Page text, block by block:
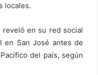
locales.
reveló en su red social
en San José antes de
del país, según